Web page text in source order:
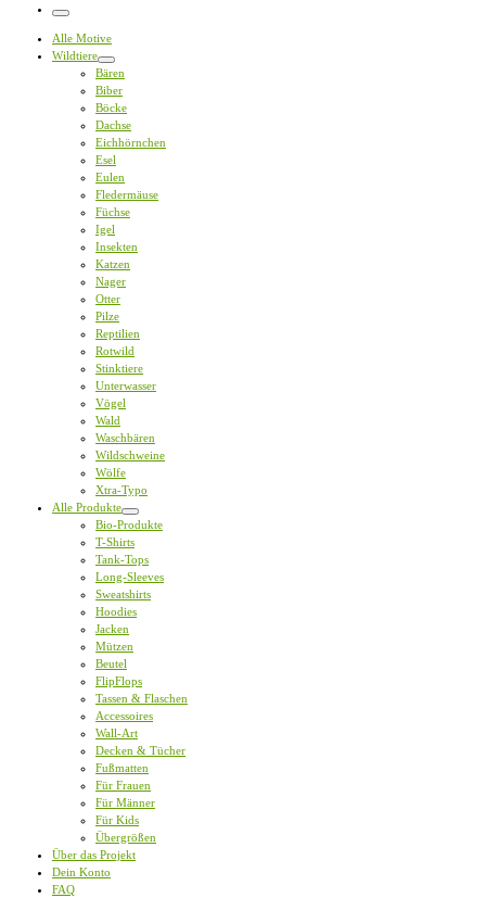
Menü
Alle Motive
Wildtiere
Bären
Biber
Böcke
Dachse
Eichhörnchen
Esel
Eulen
Fledermäuse
Füchse
Igel
Insekten
Katzen
Nager
Otter
Pilze
Reptilien
Rotwild
Stinktiere
Unterwasser
Vögel
Wald
Waschbären
Wildschweine
Wölfe
Xtra-Typo
Alle Produkte
Bio-Produkte
T-Shirts
Tank-Tops
Long-Sleeves
Sweatshirts
Hoodies
Jacken
Mützen
Beutel
FlipFlops
Tassen & Flaschen
Accessoires
Wall-Art
Decken & Tücher
Fußmatten
Für Frauen
Für Männer
Für Kids
Übergrößen
Über das Projekt
Dein Konto
FAQ